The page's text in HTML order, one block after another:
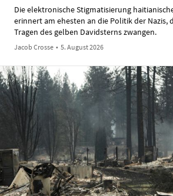
Die elektronische Stigmatisierung
erinnert am ehesten an die Politik der Nazis,
Tragen des gelben Davidsterns zwangen.
Jacob Crosse • 5. August 2026